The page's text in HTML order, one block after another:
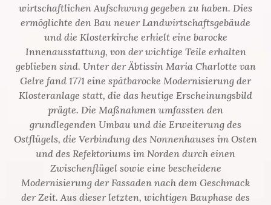
wirtschaftlichen Aufschwung gegeben zu haben. Dies
ermöglichte den Bau neuer Landwirtschaftsgebäude
und die Klosterkirche erhielt eine barocke
Innenausstattung, von der wichtige Teile erhalten
geblieben sind. Unter der Äbtissin Maria Charlotte van
Gelre fand 1771 eine spätbarocke Modernisierung der
Klosteranlage statt, die das heutige Erscheinungsbild
prägte. Die Maßnahmen umfassten den
grundlegenden Umbau und die Erweiterung des
Ostflügels, die Verbindung des Nonnenhauses im Osten
und des Refektoriums im Norden durch einen
Zwischenflügel sowie eine bescheidene
Modernisierung der Fassaden nach dem Geschmack
der Zeit. Aus dieser letzten, wichtigen Bauphase des